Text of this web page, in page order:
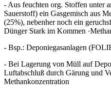
- Aus feuchten org. Stoffen unter
Sauerstoff) ein Gasgemisch aus
(25%), nebenher noch ein
Dünger Stark im Kommen
- Bsp.: Deponiegasanlagen
- Bei Lagerung von Müll auf
Luftabschluß durch Gärung und
Methankonzentration